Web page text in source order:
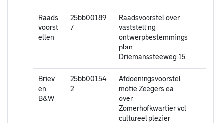
Raads
voorst
ellen
25bb00189
7
Raadsvoorstel over
vaststelling
ontwerpbestemmings
plan
Driemanssteeweg 15
Briev
en
B&W
25bb00154
2
Afdoeningsvoorstel
motie Zeegers ea
over
Zomerhofkwartier vol
cultureel plezier